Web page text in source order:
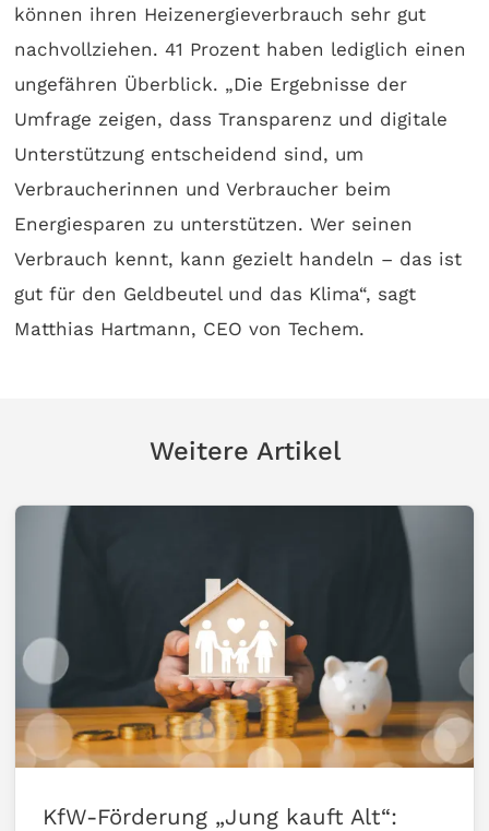
können ihren Heizenergieverbrauch sehr gut
nachvollziehen. 41 Prozent haben lediglich einen
ungefähren Überblick. „Die Ergebnisse der
Umfrage zeigen, dass Transparenz und digitale
Unterstützung entscheidend sind, um
Verbraucherinnen und Verbraucher beim
Energiesparen zu unterstützen. Wer seinen
Verbrauch kennt, kann gezielt handeln – das ist
gut für den Geldbeutel und das Klima“, sagt
Matthias Hartmann, CEO von Techem.
Weitere Artikel
KfW-Förderung „Jung kauft Alt“: